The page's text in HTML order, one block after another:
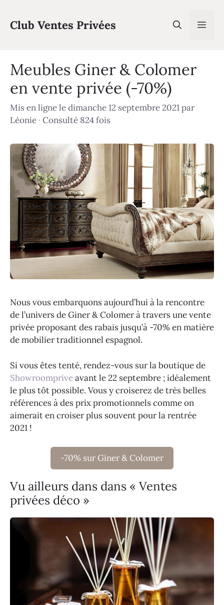
contenu
Club Ventes Privées
Meubles Giner & Colomer
en vente privée (-70%)
Mis en ligne le dimanche 12 septembre 2021par
Léonie · Consulté 824 fois
Nous vous embarquons aujourd’hui à la rencontre
de l’univers de Giner & Colomer à travers une vente
privée proposant des rabais jusqu’à -70% en matière
de mobilier traditionnel espagnol.
Si vous êtes tenté, rendez-vous sur la boutique de
Showroompriveavant le 22 septembre ; idéalement
le plus tôt possible. Vous y croiserez de très belles
références à des prix promotionnels comme on
aimerait en croiser plus souvent pour la rentrée
2021 !
-70% sur Giner & Colomer
Vu ailleurs dans dans « Ventes
privées déco »